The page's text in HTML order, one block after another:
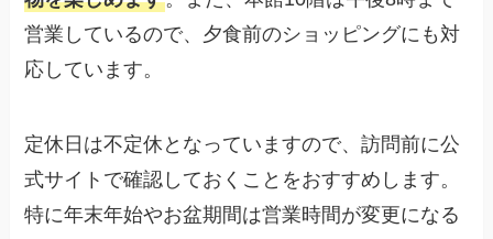
営業しているので、夕食前のショッピングにも対
応しています。
定休日は不定休となっていますので、訪問前に公
式サイトで確認しておくことをおすすめします。
特に年末年始やお盆期間は営業時間が変更になる